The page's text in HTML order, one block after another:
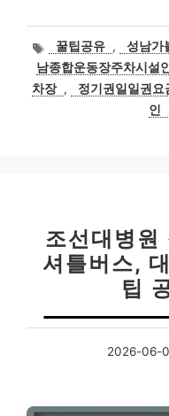
태
그
꿀팁공유 , 성남가
남종합운동장주차시설
차장 , 정기권일일권요
인
조선대병원
셔틀버스,
팁
2026-06-